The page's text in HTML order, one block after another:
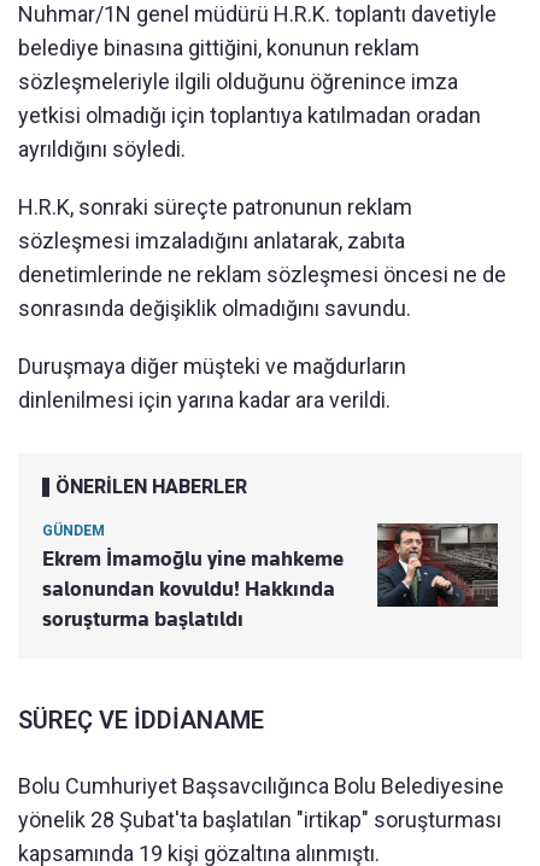
Nuhmar/1N genel müdürü H.R.K. toplantı davetiyle
belediye binasına gittiğini, konunun reklam
sözleşmeleriyle ilgili olduğunu öğrenince imza
yetkisi olmadığı için toplantıya katılmadan oradan
ayrıldığını söyledi.
H.R.K, sonraki süreçte patronunun reklam
sözleşmesi imzaladığını anlatarak, zabıta
denetimlerinde ne reklam sözleşmesi öncesi ne de
sonrasında değişiklik olmadığını savundu.
Duruşmaya diğer müşteki ve mağdurların
dinlenilmesi için yarına kadar ara verildi.
ÖNERİLEN HABERLER
GÜNDEM
Ekrem İmamoğlu yine mahkeme
salonundan kovuldu! Hakkında
soruşturma başlatıldı
SÜREÇ VE İDDİANAME
Bolu Cumhuriyet Başsavcılığınca Bolu Belediyesine
yönelik 28 Şubat'ta başlatılan "irtikap" soruşturması
kapsamında 19 kişi gözaltına alınmıştı.